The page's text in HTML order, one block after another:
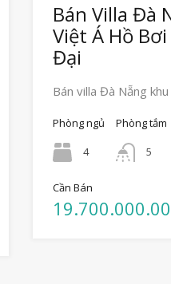
Bán Villa Đà
Việt Á Hồ
Đại
Bán villa Đà Nẵng
Phòng ngủ
4
Phòng tắm
5
Cần Bán